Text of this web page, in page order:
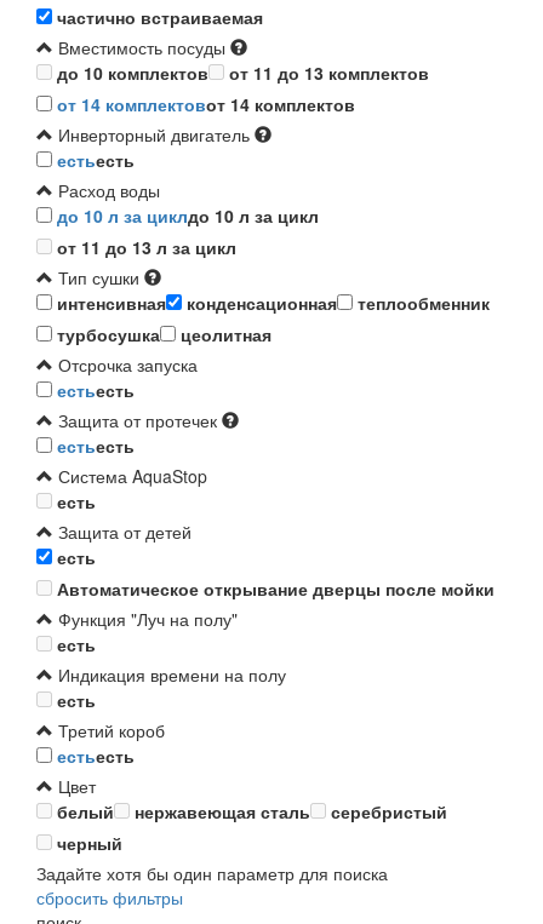
частично встраиваемая
Вместимость посуды
до 10 комплектов
от 11 до 13 комплектов
от 14 комплектовот 14 комплектов
Инверторный двигатель
естьесть
Расход воды
до 10 л за циклдо 10 л за цикл
от 11 до 13 л за цикл
Тип сушки
интенсивная
конденсационная
теплообменник
турбосушка
цеолитная
Отсрочка запуска
естьесть
Защита от протечек
естьесть
Система AquaStop
есть
Защита от детей
есть
Автоматическое открывание дверцы после мойки
Функция "Луч на полу"
есть
Индикация времени на полу
есть
Третий короб
естьесть
Цвет
белый
нержавеющая сталь
серебристый
черный
Задайте хотя бы один параметр для поиска
сбросить фильтры